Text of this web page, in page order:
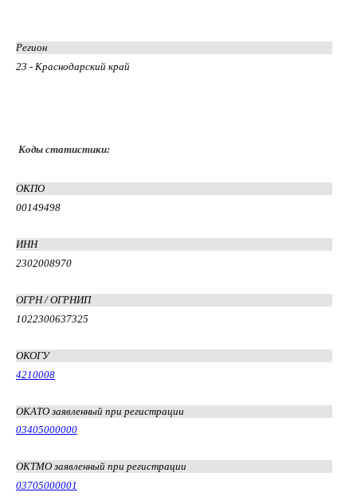
Регион
23 - Краснодарский край
Коды статистики:
ОКПО
00149498
ИНН
2302008970
ОГРН / ОГРНИП
1022300637325
ОКОГУ
4210008
ОКАТО заявленный при регистрации
03405000000
ОКТМО заявленный при регистрации
03705000001